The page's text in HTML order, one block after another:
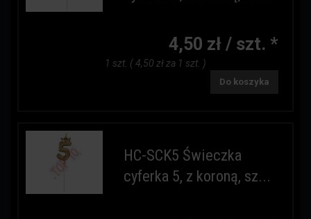
4,50 zł / szt. *
1 szt. ( 4,50 zł za 1 szt. )
Do koszyka
HC-SCK5 Świeczka
cyferka 5, z koroną, sz...